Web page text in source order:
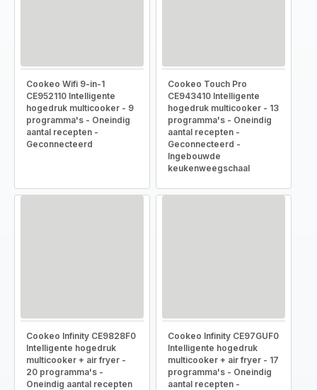
Cookeo Wifi 9-in-1
CE952110 Intelligente
hogedruk multicooker - 9
programma's - Oneindig
aantal recepten -
Geconnecteerd
Cookeo Touch Pro
CE943410 Intelligente
hogedruk multicooker - 13
programma's - Oneindig
aantal recepten -
Geconnecteerd -
Ingebouwde
keukenweegschaal
Cookeo Infinity CE9828F0
Intelligente hogedruk
multicooker + air fryer -
20 programma's -
Oneindig aantal recepten
Cookeo Infinity CE97GUF0
Intelligente hogedruk
multicooker + air fryer - 17
programma's - Oneindig
aantal recepten -